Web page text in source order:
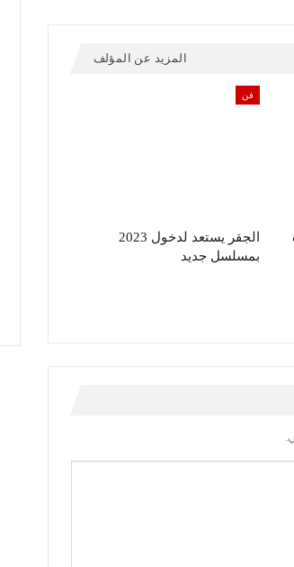
المزيد عن المؤلف
فن
الجقر يستعد لدخول 2023
بمسلسل جديد